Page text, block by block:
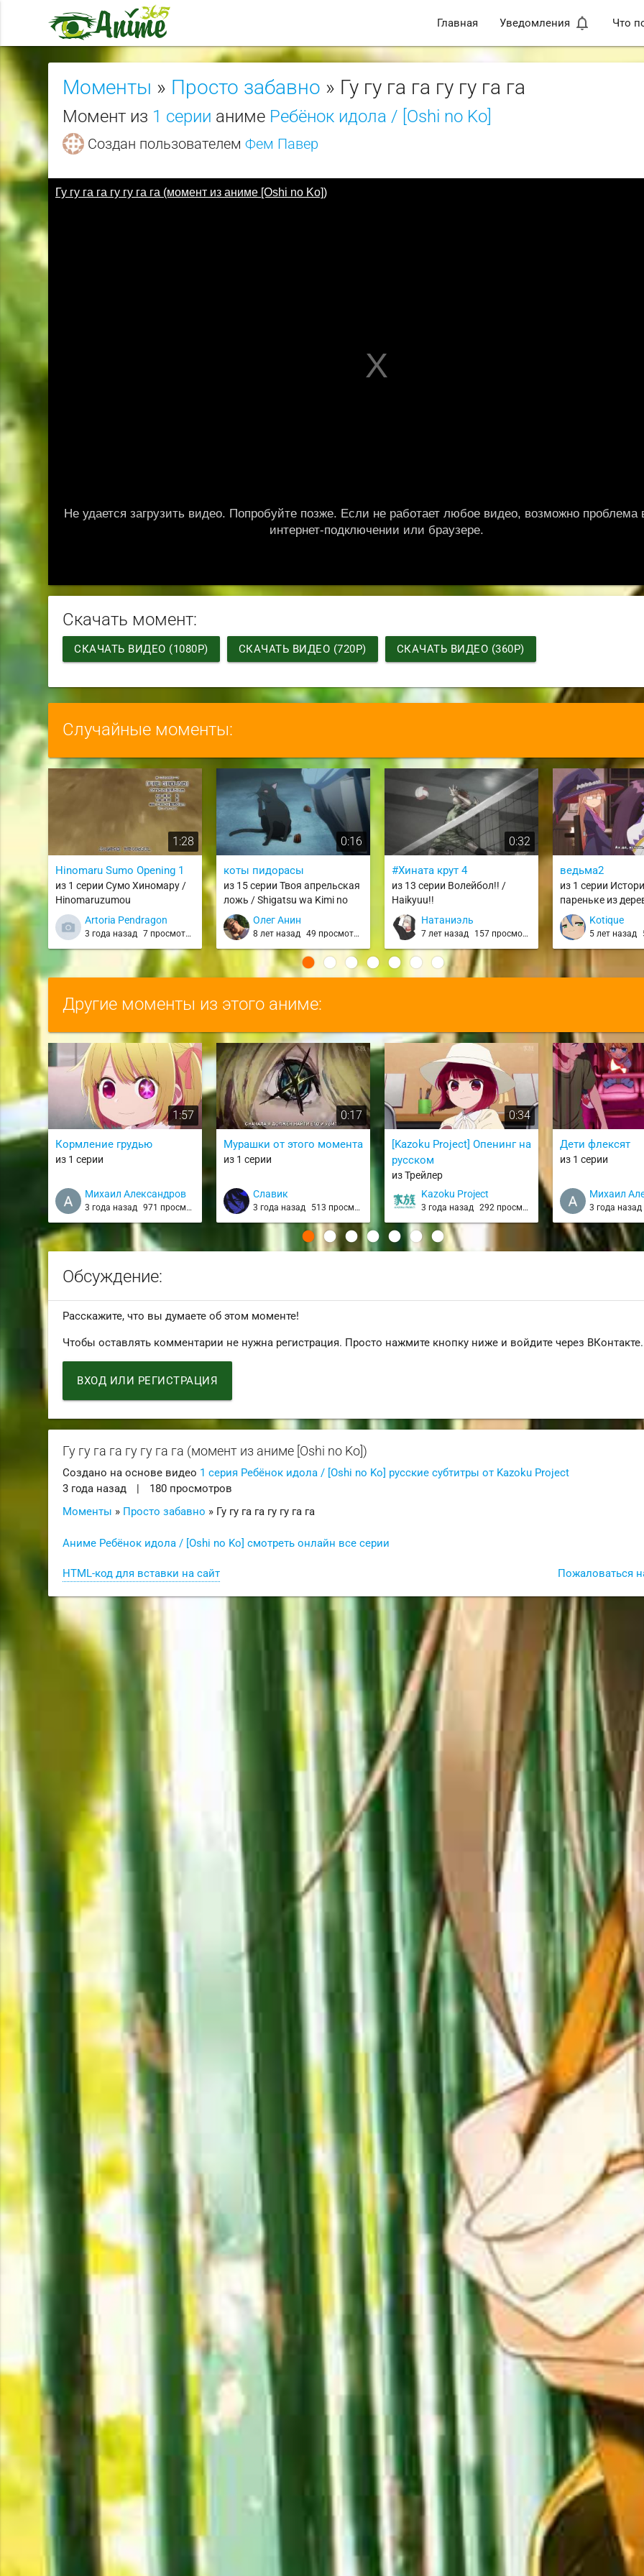
Главная Уведомления notifications_none Что
Моменты » Просто забавно » Гу гу га га гу гу га га
Момент из 1 серии аниме Ребёнок идола / [Oshi no Ko]
Создан пользователемФем Павер
Скачать момент:
СКАЧАТЬ ВИДЕО (1080P) СКАЧАТЬ ВИДЕО (720P) СКАЧАТЬ ВИДЕО (360P)
Случайные моменты:
1:28
Hinomaru Sumo Opening 1
из 1 серии Сумо Хиномару /
Hinomaruzumou
Artoria Pendragon
3 года назад 7 просмотров
0:16
коты пидорасы
из 15 серии Твоя апрельская
ложь / Shigatsu wa Kimi no
Uso / kimiuso
Олег Анин
8 лет назад 49 просмотров
0:32
#Хината крут 4
из 13 серии Волейбол!! /
Haikyuu!!
Натаниэль
7 лет назад 157 просмотров
ведьма2
из 1 серии
пареньке из
расположенной
сложнейшим
Tatoeba Last
Mura no
Machi de Kurasu
Kotique
5 лет назад
Другие моменты из этого аниме:
1:57
Кормление грудью
из 1 серии
Михаил Александров
3 года назад 971 просмотр
0:17
Мурашки от этого момента
из 1 серии
Славик
3 года назад 513 просмотров
0:34
[Kazoku Project] Опенинг на
русском
из Трейлер
Kazoku Project
3 года назад 292 просмотра
Дети флексят
из 1 серии
Михаил
3 года назад
Обсуждение:
Расскажите, что вы думаете об этом моменте!
Чтобы оставлять комментарии не нужна регистрация. Просто нажмите кнопку ниже и войдите через ВКонтакте.
ВХОД ИЛИ РЕГИСТРАЦИЯ
Гу гу га га гу гу га га (момент из аниме [Oshi no Ko])
Создано на основе видео 1 серия Ребёнок идола / [Oshi no Ko] русские субтитры от Kazoku Project
3 года назад
|
180 просмотров
Моменты » Просто забавно » Гу гу га га гу гу га га
Аниме Ребёнок идола / [Oshi no Ko] смотреть онлайн все серии
Пожаловаться
HTML-код для вставки на сайт